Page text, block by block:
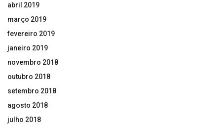
abril 2019
março 2019
fevereiro 2019
janeiro 2019
novembro 2018
outubro 2018
setembro 2018
agosto 2018
julho 2018